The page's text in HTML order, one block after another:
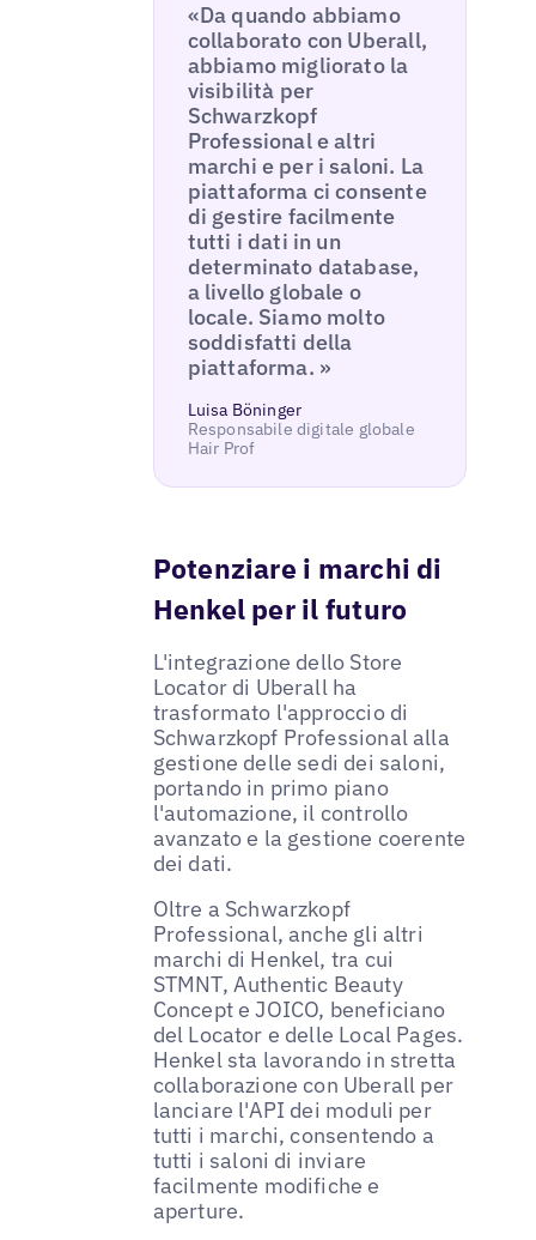
«Da quando abbiamo
collaborato con Uberall,
abbiamo migliorato la
visibilità per
Schwarzkopf
Professional e altri
marchi e per i saloni. La
piattaforma ci consente
di gestire facilmente
tutti i dati in un
determinato database,
a livello globale o
locale. Siamo molto
soddisfatti della
piattaforma. »
Luisa Böninger
Responsabile digitale globale
Hair Prof
Potenziare i marchi di
Henkel per il futuro
L'integrazione dello Store
Locator di Uberall ha
trasformato l'approccio di
Schwarzkopf Professional alla
gestione delle sedi dei saloni,
portando in primo piano
l'automazione, il controllo
avanzato e la gestione coerente
dei dati.
Oltre a Schwarzkopf
Professional, anche gli altri
marchi di Henkel, tra cui
STMNT, Authentic Beauty
Concept e JOICO, beneficiano
del Locator e delle Local Pages.
Henkel sta lavorando in stretta
collaborazione con Uberall per
lanciare l'API dei moduli per
tutti i marchi, consentendo a
tutti i saloni di inviare
facilmente modifiche e
aperture.